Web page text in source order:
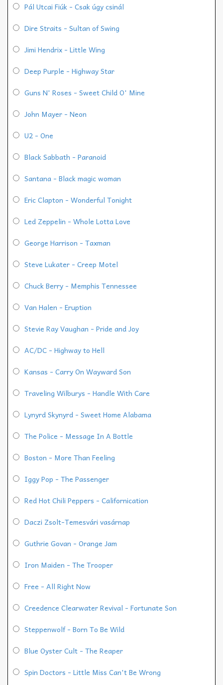
Pál Utcai Fiúk - Csak úgy csinál
Dire Straits - Sultan of Swing
Jimi Hendrix - Little Wing
Deep Purple - Highway Star
Guns N' Roses - Sweet Child O' Mine
John Mayer - Neon
U2 - One
Black Sabbath - Paranoid
Santana - Black magic woman
Eric Clapton - Wonderful Tonight
Led Zeppelin - Whole Lotta Love
George Harrison - Taxman
Steve Lukater - Creep Motel
Chuck Berry - Memphis Tennessee
Van Halen - Eruption
Stevie Ray Vaughan - Pride and Joy
AC/DC - Highway to Hell
Kansas - Carry On Wayward Son
Traveling Wilburys - Handle With Care
Lynyrd Skynyrd - Sweet Home Alabama
The Police - Message In A Bottle
Boston - More Than Feeling
Iggy Pop - The Passenger
Red Hot Chili Peppers - Californication
Daczi Zsolt-Temesvári vasárnap
Guthrie Govan - Orange Jam
Iron Maiden - The Trooper
Free - All Right Now
Creedence Clearwater Revival - Fortunate Son
Steppenwolf - Born To Be Wild
Blue Oyster Cult - The Reaper
Spin Doctors - Little Miss Can't Be Wrong